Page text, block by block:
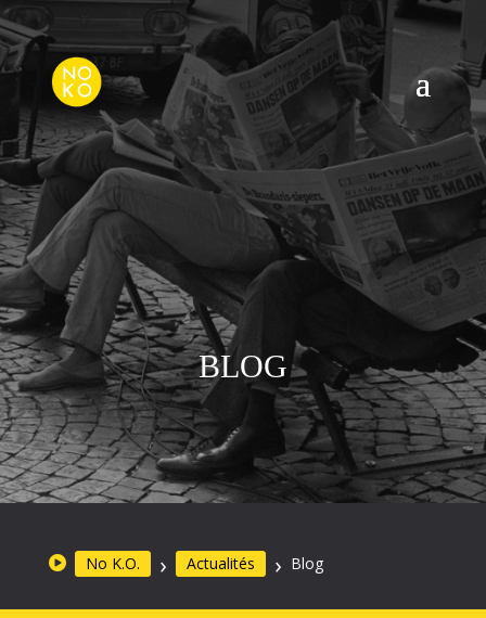
NO K.O PRODUCTION ACTUALITÉS
VOUS PARLE DE
BLOG
No K.O. Actualités Blog